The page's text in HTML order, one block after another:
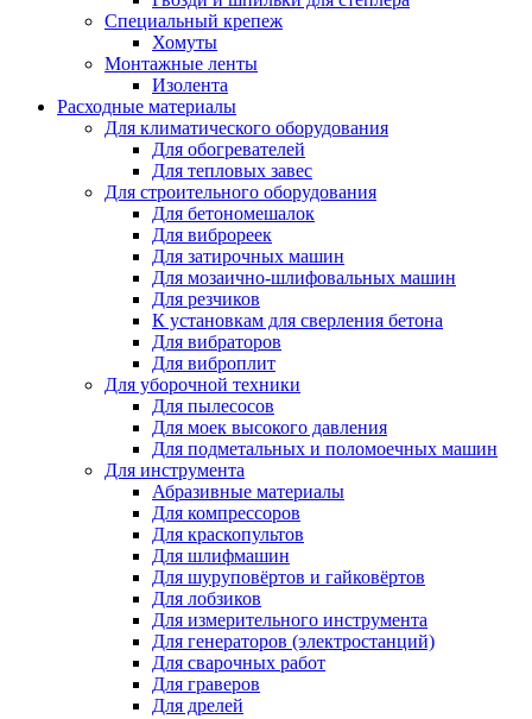
Специальный крепеж
Хомуты
Монтажные ленты
Изолента
Расходные материалы
Для климатического оборудования
Для обогревателей
Для тепловых завес
Для строительного оборудования
Для бетономешалок
Для виброреек
Для затирочных машин
Для мозаично-шлифовальных машин
Для резчиков
К установкам для сверления бетона
Для вибраторов
Для виброплит
Для уборочной техники
Для пылесосов
Для моек высокого давления
Для подметальных и поломоечных машин
Для инструмента
Абразивные материалы
Для компрессоров
Для краскопультов
Для шлифмашин
Для шуруповёртов и гайковёртов
Для лобзиков
Для измерительного инструмента
Для генераторов (электростанций)
Для сварочных работ
Для граверов
Для дрелей